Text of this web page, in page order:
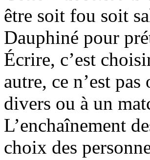
être soit fou soit
Dauphiné pour
Écrire, c’est
autre, ce n’est
divers ou à un
L’enchaînement
choix des